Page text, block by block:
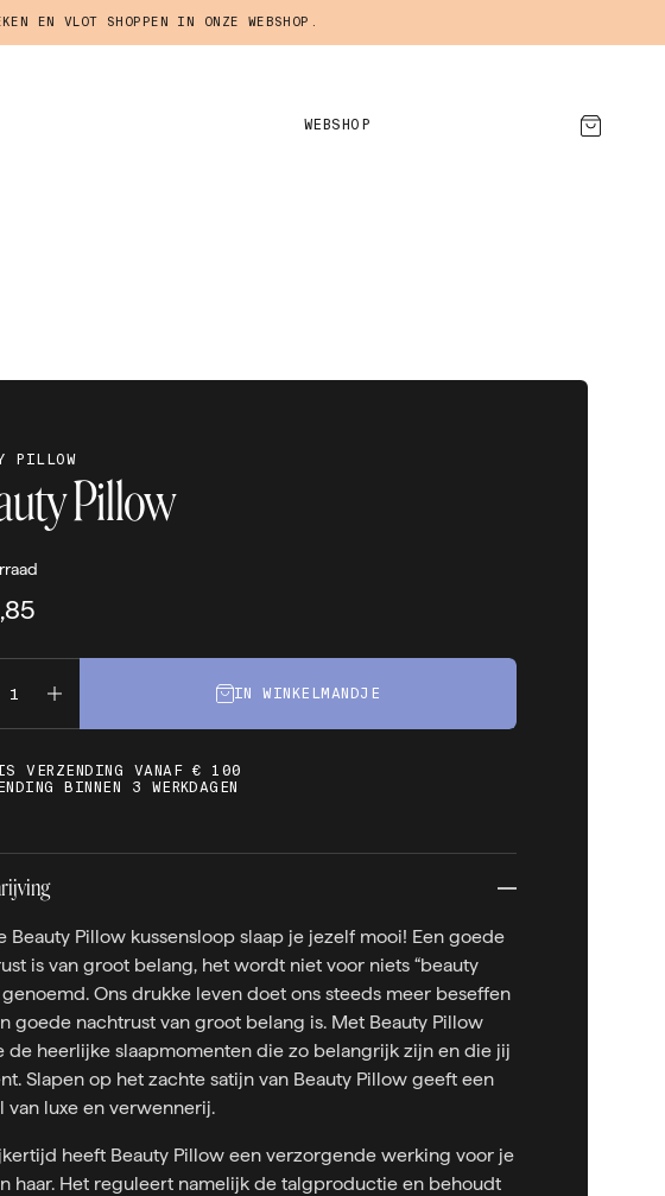
EN VLOT SHOPPEN IN ONZE WEBSHOP.
WEBSHOP
PILLOW
Pillow
IN WINKELMANDJE
VERZENDING VANAF € 100
BINNEN 3 WERKDAGEN
Beauty Pillow kussensloop slaap je jezelf mooi! Een goede
is van groot belang, het wordt niet voor niets “beauty
genoemd. Ons drukke leven doet ons steeds meer beseffen
goede nachtrust van groot belang is. Met Beauty Pillow
de heerlijke slaapmomenten die zo belangrijk zijn en die jij
Slapen op het zachte satijn van Beauty Pillow geeft een
van luxe en verwennerij.
heeft Beauty Pillow een verzorgende werking voor je
haar. Het reguleert namelijk de talgproductie en behoudt